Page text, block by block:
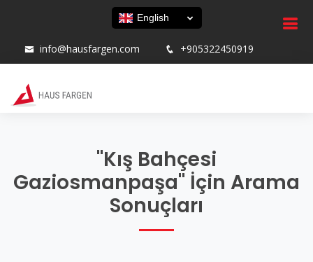
English
info@hausfargen.com +905322450919
"Kış Bahçesi
Gaziosmanpaşa" İçin Arama
Sonuçları